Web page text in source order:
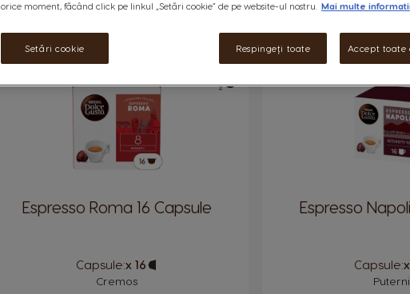
8
Espresso Roma 16 Capsule
Capsule:x 16
Cremos
Espresso
Capsule:
orice moment, făcând click pe linkul „Setări cookie” de pe website-ul nostru.
Mai multe
Respingeți toate Accept toate
Setări cookie